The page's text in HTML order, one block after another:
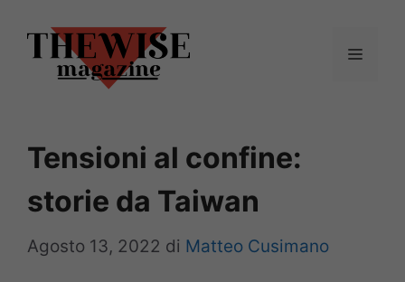
contenuto
Menu
Tensioni al confine:
storie da Taiwan
Agosto 13, 2022 di Matteo Cusimano